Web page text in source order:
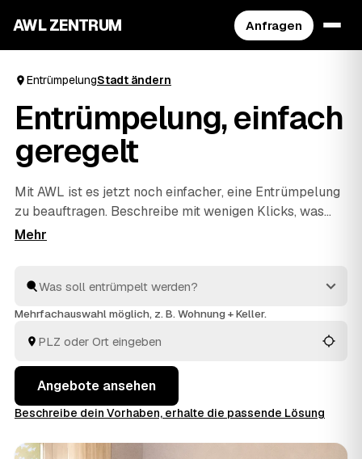
AWL ZENTRUM Anfragen
EntrümpelungStadt ändern
Entrümpelung, einfach
geregelt
Mit AWL ist es jetzt noch einfacher, eine Entrümpelung
zu beauftragen. Beschreibe mit wenigen Klicks, was
raus soll, und erhalte passende Festpreis-Angebote
– die Profis räumen schnell aus und entsorgen alles
fachgerecht. So ist dies die praktischste Art, deine
Mehrfachauswahl möglich, z. B. Wohnung + Keller.
Angebote ansehen
Beschreibe dein Vorhaben, erhalte die passende Lösung